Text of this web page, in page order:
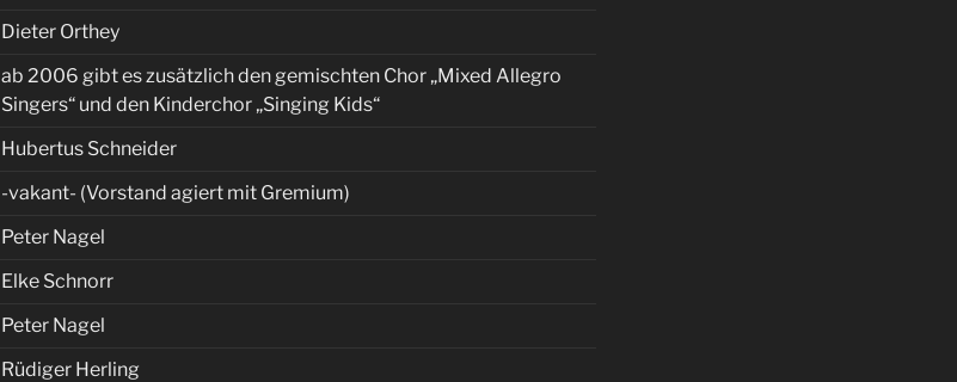
Dieter Orthey
ab 2006 gibt es zusätzlich den gemischten Chor „Mixed Allegro
Singers“ und den Kinderchor „Singing Kids“
Hubertus Schneider
-vakant- (Vorstand agiert mit Gremium)
Peter Nagel
Elke Schnorr
Peter Nagel
Rüdiger Herling